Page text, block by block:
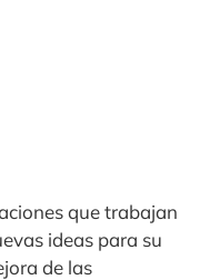
que trabajan
ideas para su
de las